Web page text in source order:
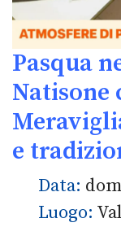
Pasqua
Natisone
e
Data:
Luogo: